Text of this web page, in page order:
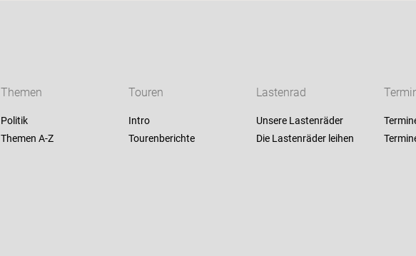
Themen
Politik
Themen A-Z
Touren
Intro
Tourenberichte
Lastenrad
Unsere Lastenräder
Die Lastenräder leihen